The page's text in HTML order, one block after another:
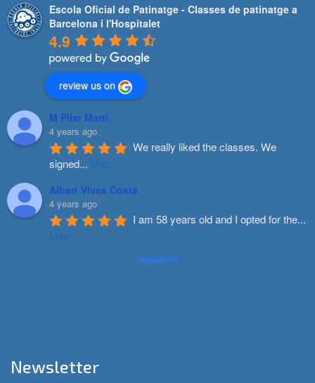
Escola Oficial de Patinatge - Classes de patinatge a
Barcelona i l'Hospitalet
4.9
review us on
M Pilar Marti
4 years ago
We really liked the classes. We
signed... Més
Albert Vives Costa
4 years ago
I am 58 years old and I opted for the...
Més
Següents
Newsletter